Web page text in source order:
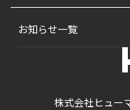
株式会社ヒュー
お知らせ一覧